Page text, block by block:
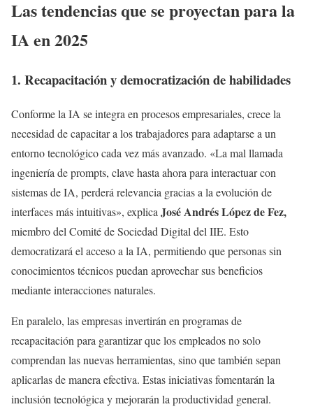
Las tendencias que se proyectan para la
IA en 2025
1. Recapacitación y democratización de habilidades
Conforme la IA se integra en procesos empresariales, crece la
necesidad de capacitar a los trabajadores para adaptarse a un
entorno tecnológico cada vez más avanzado. «La mal llamada
ingeniería de prompts, clave hasta ahora para interactuar con
sistemas de IA, perderá relevancia gracias a la evolución de
interfaces más intuitivas», explica José Andrés López de Fez,
miembro del Comité de Sociedad Digital del IIE. Esto
democratizará el acceso a la IA, permitiendo que personas sin
conocimientos técnicos puedan aprovechar sus beneficios
mediante interacciones naturales.
En paralelo, las empresas invertirán en programas de
recapacitación para garantizar que los empleados no solo
comprendan las nuevas herramientas, sino que también sepan
aplicarlas de manera efectiva. Estas iniciativas fomentarán la
inclusión tecnológica y mejorarán la productividad general.